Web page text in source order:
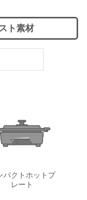
ト素材
パクトホットプ
レート